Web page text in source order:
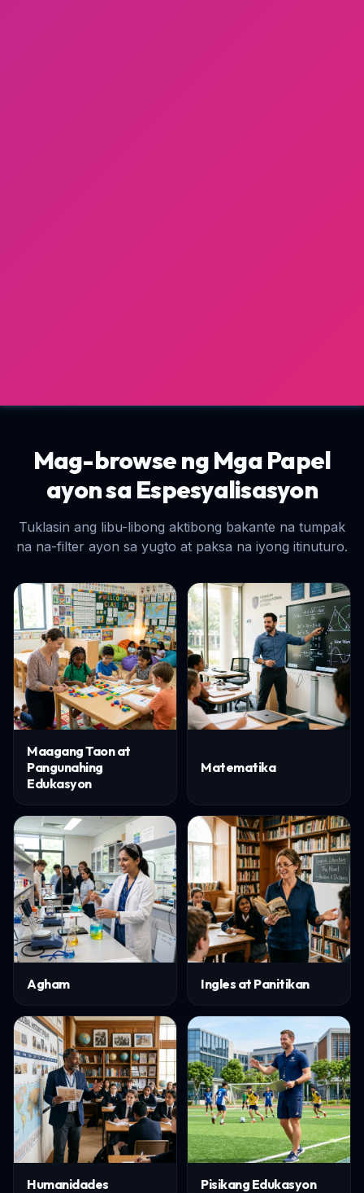
Mag-browse ng Mga Papel
ayon sa Espesyalisasyon
Tuklasin ang libu-libong aktibong bakante na tumpak
na na-filter ayon sa yugto at paksa na iyong itinuturo.
Maagang Taon at
Pangunahing
Edukasyon
Matematika
Agham Ingles at Panitikan
Humanidades Pisikang Edukasyon